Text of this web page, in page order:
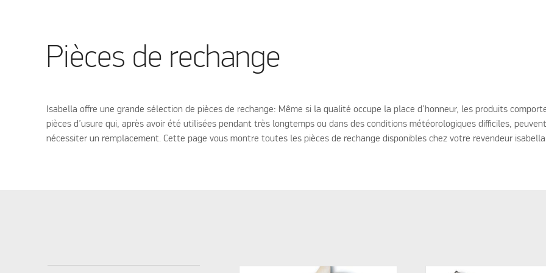
Pièces de rechange
Isabella offre une grande sélection de pièces de rechange: Même si la qualité occupe la place d’honneur, les produits
pièces d’usure qui, après avoir été utilisées pendant très longtemps ou dans des conditions météorologiques difficiles, peuvent
nécessiter un remplacement. Cette page vous montre toutes les pièces de rechange disponibles chez votre revendeur